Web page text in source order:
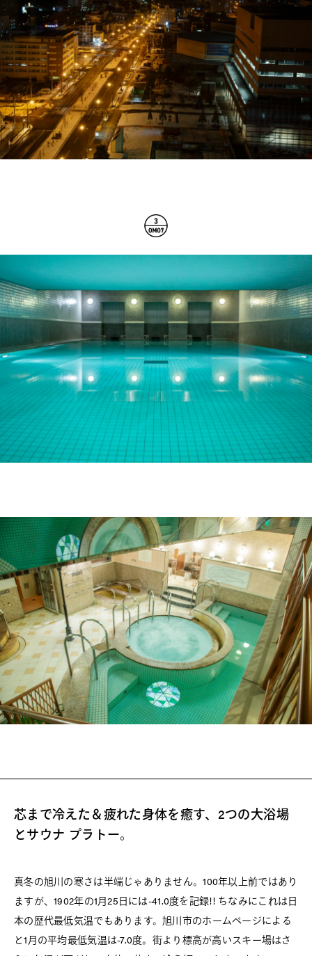
芯まで冷えた＆疲れた身体を癒す、2つの大浴場
とサウナ プラトー。
真冬の旭川の寒さは半端じゃありません。100年以上前ではあり
ますが、1902年の1月25日には-41.0度を記録!! ちなみにこれは日
本の歴代最低気温でもあります。旭川市のホームページによる
と1月の平均最低気温は-7.0度。街より標高が高いスキー場はさ